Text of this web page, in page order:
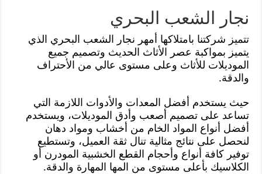
نجار الشعب البحري
تتميز شركتنا بامتلاكها أمهر نجار الشعب البحري الذي
يتميز بمواكبة عصر الأثاث الحديث وتصميم جميع
الموديلات للأثاث وعلى مستوى عالي من الأحتراف
والدقة.
حيث يستخدم أفضل المعدات والأدوات اللازمة التي
تساعد على تصميم أصعب وأدق الموديلات، ويستخدم
أفضل أنواع المواد الخام من أخشاب ومواد دهان
لنحصل على نتائج مثالية تنال ثقة العميل، وتستطيع
توفير كافة أنواع وأحجام القطع الخشبية المودرن أو
الكلاسيك بأعلى مستوى من المها المهارة والدقة.